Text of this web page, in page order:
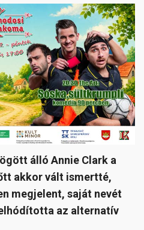
álló Annie Clark a
akkor vált ismertté,
megjelent, saját nevét
az alternatív